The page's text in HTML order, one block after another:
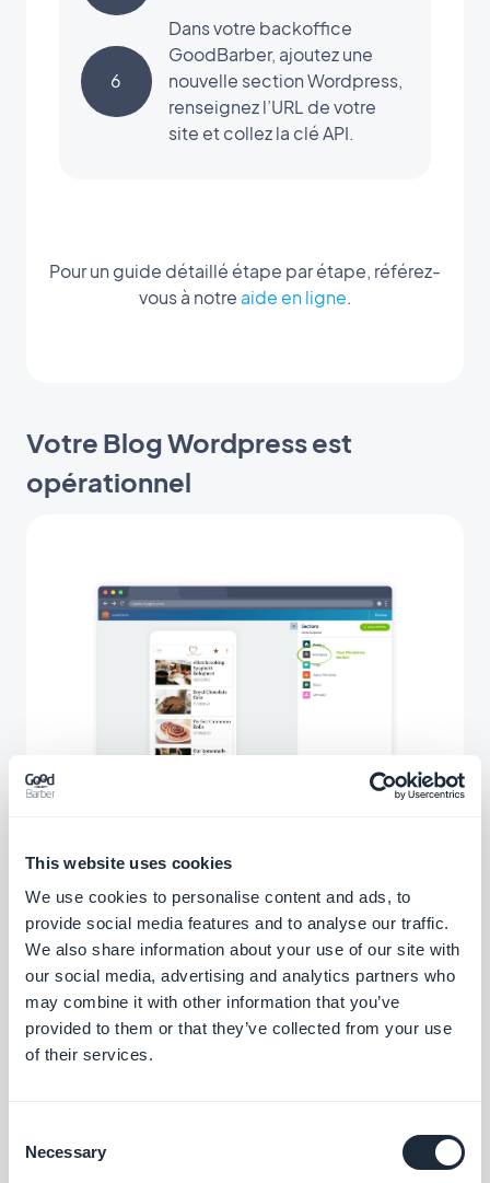
This website uses cookies
We use cookies to personalise content and ads, to
provide social media features and to analyse our traffic.
We also share information about your use of our site with
our social media, advertising and analytics partners who
may combine it with other information that you’ve
provided to them or that they’ve collected from your use
of their services.
Selection
Necessary
6
Dans votre backoffice
GoodBarber, ajoutez une
nouvelle section Wordpress,
renseignez l’URL de votre
site et collez la clé API.
Pour un guide détaillé étape par étape, référez-
vous à notre aide en ligne.
Votre Blog Wordpress est
opérationnel
section Wordpress apparaîtra dans le menu de
votre app. Depuis cette section vous avez la
possibilité de gérer les filtres correspondant à
vos catégories de blog, et personnaliser le
design.